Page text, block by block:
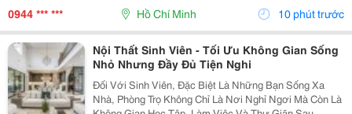
Nhiều Kiểu Dáng, Kích Thước, Độ Dày Và Chất Liệu,
0944 *** *** Hồ Chí Minh 10 phút trước
Nội Thất Sinh Viên - Tối Ưu Không Gian Sống
Nhỏ Nhưng Đầy Đủ Tiện Nghi
Đối Với Sinh Viên, Đặc Biệt Là Những Bạn Sống Xa
Nhà, Phòng Trọ Không Chỉ Là Nơi Nghỉ Ngơi Mà Còn Là